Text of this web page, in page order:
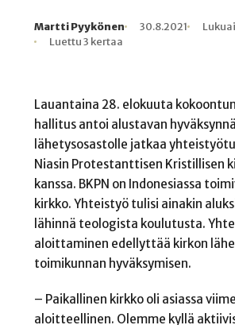
Kirjoittaja
Martti Pyykönen
Julkaistu
30.8.2021
Lukuaika
Lukukertoja
Luettu 3 kertaa
Lauantaina 28. elokuuta
hallitus antoi alustavan
lähetysosastolle jatkaa
Niasin Protestanttisen Kristillisen
kanssa. BKPN on Indonesiassa
kirkko. Yhteistyö tulisi ainakin
lähinnä teologista koulutusta.
aloittaminen edellyttää kirkon
toimikunnan hyväksymisen.
– Paikallinen kirkko oli asiassa
aloitteellinen. Olemme kyllä